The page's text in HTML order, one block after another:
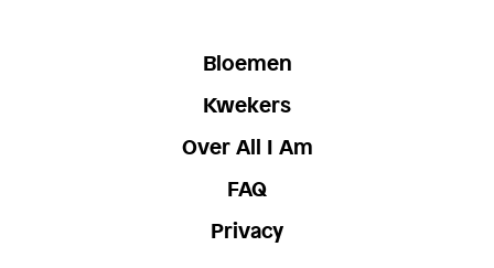
Bloemen
Kwekers
Over All I Am
FAQ
Privacy